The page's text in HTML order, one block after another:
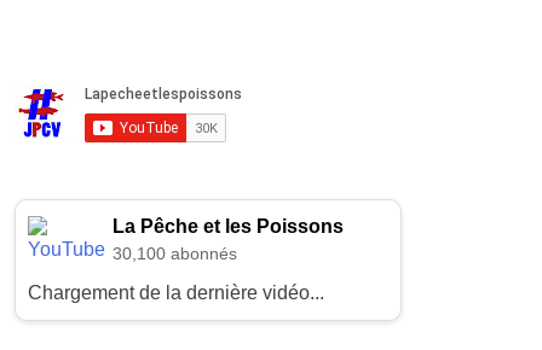
La Pêche et les Poissons
30,100 abonnés
Chargement de la dernière vidéo...